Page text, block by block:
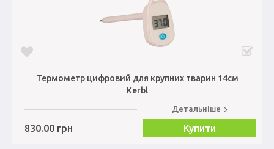
Термометр цифровий для крупних тварин 14см
Kerbl
830.00 грн
Детальніше
Купити